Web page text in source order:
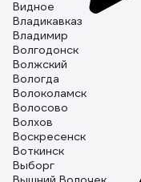
Видное
Владикавказ
Владимир
Волгодонск
Волжский
Вологда
Волоколамск
Волосово
Волхов
Воскресенск
Воткинск
Выборг